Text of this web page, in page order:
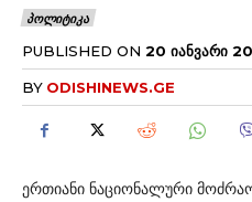
ᲞᲝᲚᲘᲢᲘᲙᲐ
PUBLISHED ON 20 ᲘᲐᲜᲕᲐᲠᲘ
BY ODISHINEWS.GE
ერთიანი ნაციონალური